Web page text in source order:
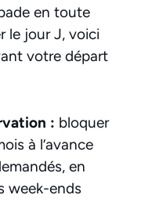
en toute
le jour J, voici
votre départ
: bloquer
à l’avance
en
week-ends